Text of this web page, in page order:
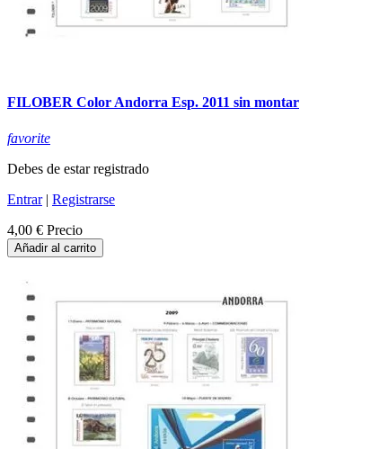
FILOBER Color Andorra Esp. 2011 sin montar
favorite
Debes de estar registrado
Entrar| Registrarse
4,00 € Precio
Añadir al carrito